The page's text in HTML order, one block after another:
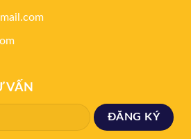
VẤN